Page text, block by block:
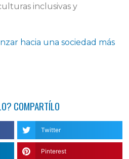
inclusivas y
hacia una sociedad más
COMPARTÍLO
Twitter
Pinterest